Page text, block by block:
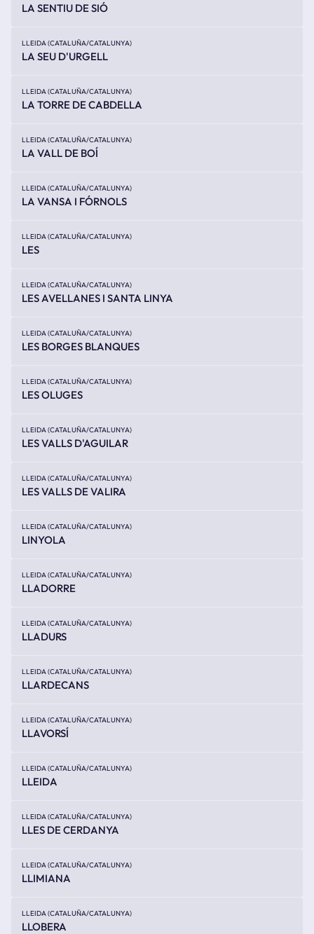
LA SENTIU DE SIÓ
LLEIDA (CATALUÑA/CATALUNYA)
LA SEU D'URGELL
LLEIDA (CATALUÑA/CATALUNYA)
LA TORRE DE CABDELLA
LLEIDA (CATALUÑA/CATALUNYA)
LA VALL DE BOÍ
LLEIDA (CATALUÑA/CATALUNYA)
LA VANSA I FÓRNOLS
LLEIDA (CATALUÑA/CATALUNYA)
LES
LLEIDA (CATALUÑA/CATALUNYA)
LES AVELLANES I SANTA LINYA
LLEIDA (CATALUÑA/CATALUNYA)
LES BORGES BLANQUES
LLEIDA (CATALUÑA/CATALUNYA)
LES OLUGES
LLEIDA (CATALUÑA/CATALUNYA)
LES VALLS D'AGUILAR
LLEIDA (CATALUÑA/CATALUNYA)
LES VALLS DE VALIRA
LLEIDA (CATALUÑA/CATALUNYA)
LINYOLA
LLEIDA (CATALUÑA/CATALUNYA)
LLADORRE
LLEIDA (CATALUÑA/CATALUNYA)
LLADURS
LLEIDA (CATALUÑA/CATALUNYA)
LLARDECANS
LLEIDA (CATALUÑA/CATALUNYA)
LLAVORSÍ
LLEIDA (CATALUÑA/CATALUNYA)
LLEIDA
LLEIDA (CATALUÑA/CATALUNYA)
LLES DE CERDANYA
LLEIDA (CATALUÑA/CATALUNYA)
LLIMIANA
LLEIDA (CATALUÑA/CATALUNYA)
LLOBERA